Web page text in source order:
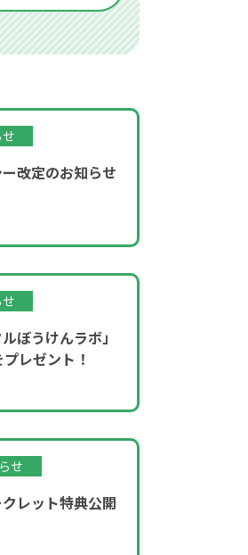
改定のお知らせ
ぼうけんラボ」
レゼント！
せ
レット特典公開